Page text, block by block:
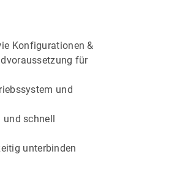
Konfigurationen &
für
und
und schnell
unterbinden